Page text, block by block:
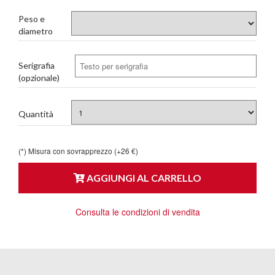
Peso e
diametro
Serigrafia
(opzionale)
Quantità
(*) Misura con sovrapprezzo (+26 €)
AGGIUNGI AL CARRELLO
Consulta le condizioni di vendita